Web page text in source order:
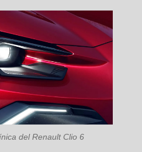
del Renault Clio 6